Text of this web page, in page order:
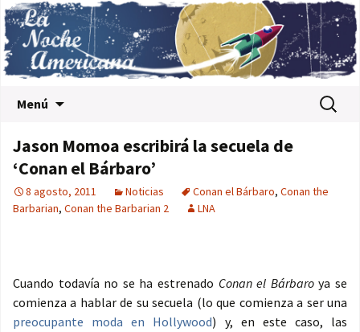
Menú Buscar:
Jason Momoa escribirá la secuela de
‘Conan el Bárbaro’
8 agosto, 2011 Noticias Conan el Bárbaro, Conan the
Barbarian, Conan the Barbarian 2 LNA
Cuando todavía no se ha estrenado Conan el Bárbaroya se
comienza a hablar de su secuela (lo que comienza a ser una
preocupante moda en Hollywood) y, en este caso, las